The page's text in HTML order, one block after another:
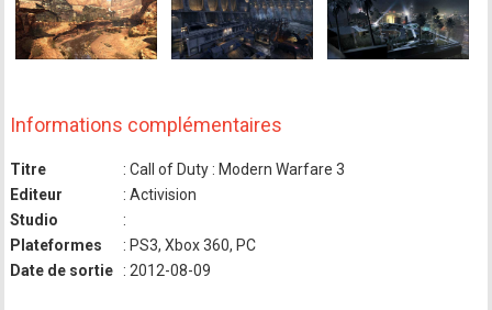
Informations complémentaires
Titre
: Call of Duty : Modern Warfare 3
Editeur
: Activision
Studio
:
Plateformes
: PS3, Xbox 360, PC
Date de sortie
: 2012-08-09